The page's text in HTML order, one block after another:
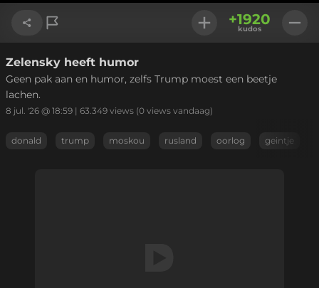
Link kopiëren
+1920
kudos
Zelensky heeft humor
Geen pak aan en humor, zelfs Trump moest een beetje
lachen.
8 jul. '26 @ 18:59 | 63.349 views (0 views vandaag)
donald trump moskou rusland oorlog geintje